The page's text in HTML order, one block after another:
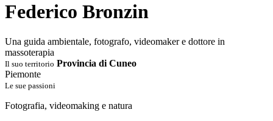
Federico Bronzin
Una guida ambientale, fotografo, videomaker e dottore in
massoterapia
Il suo territorio Provincia di Cuneo
Piemonte
Le sue passioni
Fotografia, videomaking e natura